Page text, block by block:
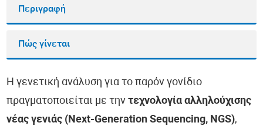
Περιγραφή
Πώς γίνεται
Η γενετική ανάλυση για το παρόν γονίδιο
πραγματοποιείται με τηντεχνολογία αλληλούχισης
νέας γενιάς (Next-Generation Sequencing, NGS),